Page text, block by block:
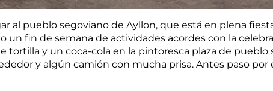
al pueblo segoviano de Ayllon, que está en plena
un fin de semana de actividades acordes con la
y un coca-cola en la pintoresca plaza de pueblo
y algún camión con mucha prisa. Antes paso